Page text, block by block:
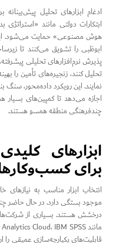
ادغام ابزارهای تحلیل
ابتکارات دولتی مانند
هوش مصنوعی» حمایت می‌شود.
ابوظبی را تشویق می‌کنند تا
پذیرش نرم‌افزارهای تحلیلی
تحلیل کنند، زنجیره‌های تأمین را
نمایند. این رویکرد داده‌محور، سنگ
اجازه می‌دهد تا کمپین‌های
چندفرهنگی منطقه همسو هستند.
ابزارهای
برای
انتخاب ابزار مناسب به
موجود بستگی دارد. در حال حاضر
درخشش هستند. بسیاری از
قابلیت‌های یکپارچه‌سازی عمیقی را